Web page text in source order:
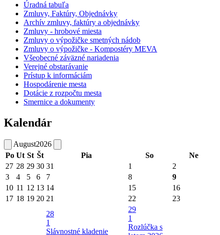
Úradná tabuľa
Zmluvy, Faktúry, Objednávky
Archív zmluvy, faktúry a objednávky
Zmluvy - hrobové miesta
Zmluvy o výpožičke smetných nádob
Zmluvy o výpožičke - Kompostéry MEVA
Všeobecné záväzné nariadenia
Verejné obstarávanie
Prístup k informáciám
Hospodárenie mesta
Dotácie z rozpočtu mesta
Smernice a dokumenty
Kalendár
August2026
Po Ut St Št Pia So
Ne
27 28 29 30 31 1
2
3
4 5 6 7 8
9
10 11 12 13 14 15
16
17 18 19 20 21 22
23
28
1
Slávnostné kladenie
29
1
Rozlúčka s